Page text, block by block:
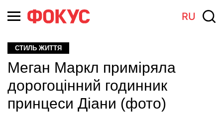
RU
СТИЛЬ ЖИТТЯ
Меган Маркл приміряла
дорогоцінний годинник
принцеси Діани (фото)